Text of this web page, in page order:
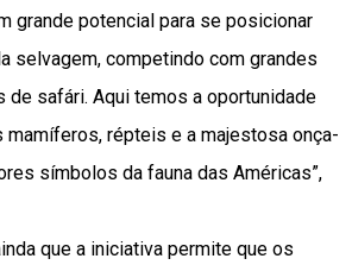
grande potencial para se posicionar
selvagem, competindo com grandes
de safári. Aqui temos a oportunidade
mamíferos, répteis e a majestosa onça-
símbolos da fauna das Américas”,
que a iniciativa permite que os